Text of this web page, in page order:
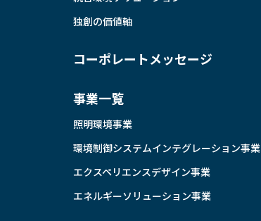
独創の価値軸
コーポレートメッセージ
事業一覧
照明環境事業
環境制御システムインテグレーション事業
エクスペリエンスデザイン事業
エネルギーソリューション事業